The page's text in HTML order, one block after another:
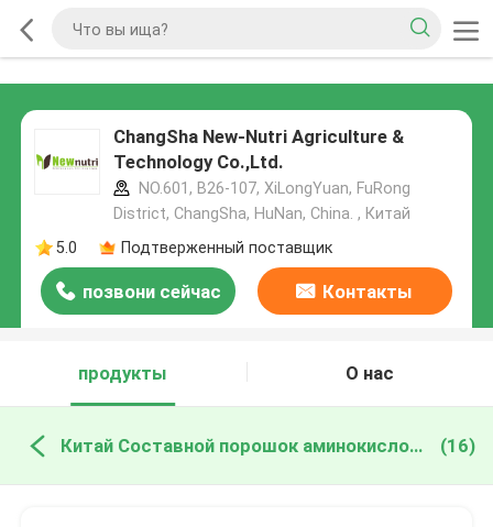
ChangSha New-Nutri Agriculture &
Technology Co.,Ltd.
NO.601, B26-107, XiLongYuan, FuRong
District, ChangSha, HuNan, China. , Китай
5.0
Подтверженный поставщик
позвони сейчас Контакты
продукты О нас
Китай Составной порошок аминокислоты (16)